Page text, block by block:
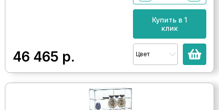
46 465 р.
Купить в 1
клик
Цвет